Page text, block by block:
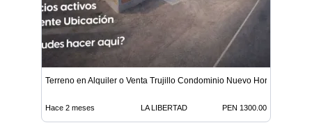
Terreno en Alquiler o Venta Trujillo Condominio Nuevo Hori
Hace 2 meses LA LIBERTAD PEN 1300.00